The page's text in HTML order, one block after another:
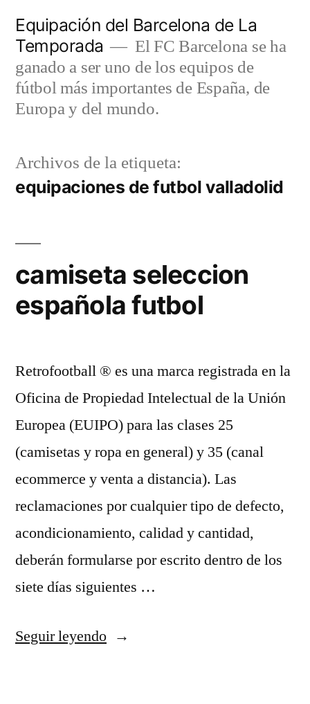
contenido
Equipación del Barcelona de La
Temporada
El FC Barcelona se ha
ganado a ser uno de los equipos de
fútbol más importantes de España, de
Europa y del mundo.
Archivos de la etiqueta:
equipaciones de futbol valladolid
camiseta seleccion
española futbol
Retrofootball ® es una marca registrada en la
Oficina de Propiedad Intelectual de la Unión
Europea (EUIPO) para las clases 25
(camisetas y ropa en general) y 35 (canal
ecommerce y venta a distancia). Las
reclamaciones por cualquier tipo de defecto,
acondicionamiento, calidad y cantidad,
deberán formularse por escrito dentro de los
siete días siguientes …
Seguir leyendo«camiseta